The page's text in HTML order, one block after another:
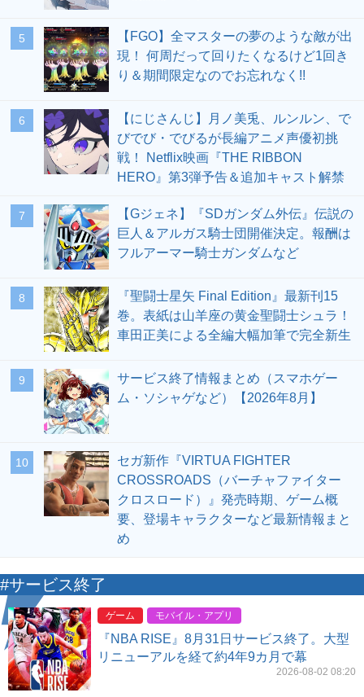
5
【FGO】全マスターの夢のような敵が出
現！ 何周だって回りたくなるけど1回き
り＆期間限定なのでお忘れなく!!
6
【にじさんじ】月ノ美兎、ルンルン、で
びでび・でびるが長編アニメ声優初挑
戦！ Netflix映画『THE RIBBON
HERO』第3弾予告＆追加キャスト解禁
7
【Gジェネ】『SDガンダム外伝』伝説の
巨人＆アルガス騎士団開催決定。報酬は
フルアーマー騎士ガンダムなど
8
『聖闘士星矢 Final Edition』最新刊15
巻。表紙は山羊座の黄金聖闘士シュラ！
車田正美による全編大幅加筆で完全新生
9
サービス終了情報まとめ（スマホゲー
ム・ソシャゲなど）【2026年8月】
10
セガ新作『VIRTUA FIGHTER
CROSSROADS（バーチャファイター
クロスロード）』発売時期、ゲーム概
要、登場キャラクターなど最新情報まと
め
#サービス終了
ゲーム モバイル・アプリ
『NBA RISE』8月31日サービス終了。大型
リニューアルを経て約4年9カ月で幕
2026-08-02 08:20